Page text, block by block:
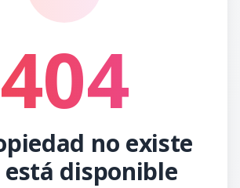
404
no existe
está disponible